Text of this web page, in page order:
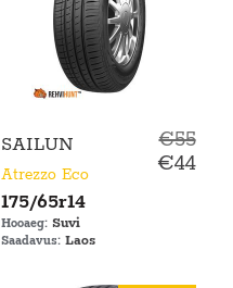
SAILUN
Atrezzo Eco
175/65r14
Hooaeg: Suvi
Saadavus: Laos
€55
€44